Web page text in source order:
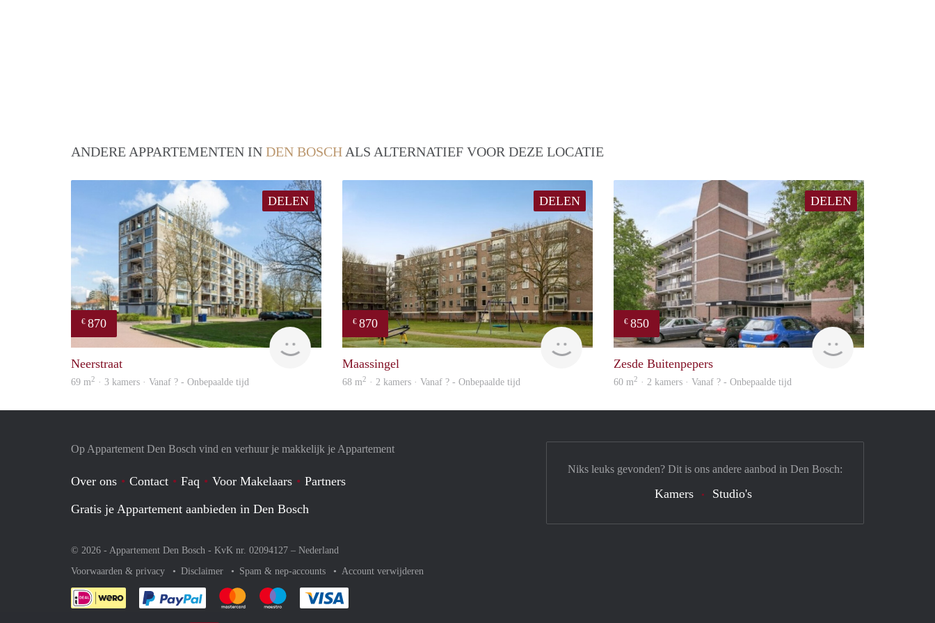
ANDERE APPARTEMENTEN IN DEN BOSCH ALS ALTERNATIEF VOOR DEZE LOCATIE
DELEN
€ 870
Neerstraat
69 m2 · 3 kamers · Vanaf ? - Onbepaalde tijd
DELEN
€ 870
finder
Maassingel
68 m2 · 2 kamers · Vanaf ? - Onbepaalde tijd
DELEN
€ 850
finder
Zesde Buitenpepers
60 m2 · 2 kamers · Vanaf ? - Onbepaalde tijd
Op Appartement Den Bosch vind en verhuur je makkelijk je Appartement
Over ons Contact Faq Voor Makelaars
Partners
Gratis je Appartement aanbieden in Den Bosch
© 2026 - Appartement Den Bosch - KvK nr. 02094127 – Nederland
Voorwaarden & privacy
Disclaimer Spam & nep-accounts Account verwijderen
Je rekent gemakkelijk af met Paypal
Je rekent gemakkelijk af met Mastercard
Je rekent gemakkelijk af met Meastro
Niks leuks gevonden? Dit is ons andere aanbod in Den Bosch:
Kamers Studio's